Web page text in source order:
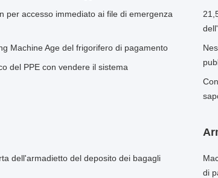
per accesso immediato ai file di emergenza
Machine Age del frigorifero di pagamento
del PPE con vendere il sistema
dell'armadietto del deposito dei bagagli
di